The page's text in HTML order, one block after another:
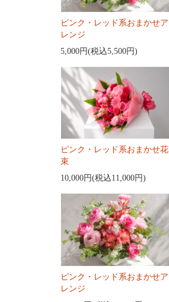
ピンク・レッド系おまかせア
レンジ
5,000円(税込5,500円)
ピンク・レッド系おまかせ花
束
10,000円(税込11,000円)
ピンク・レッド系おまかせア
レンジ